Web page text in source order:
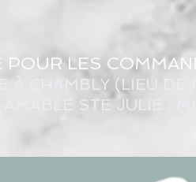
LES
À CHAMBLY (LIEU DE
STE JULIE :